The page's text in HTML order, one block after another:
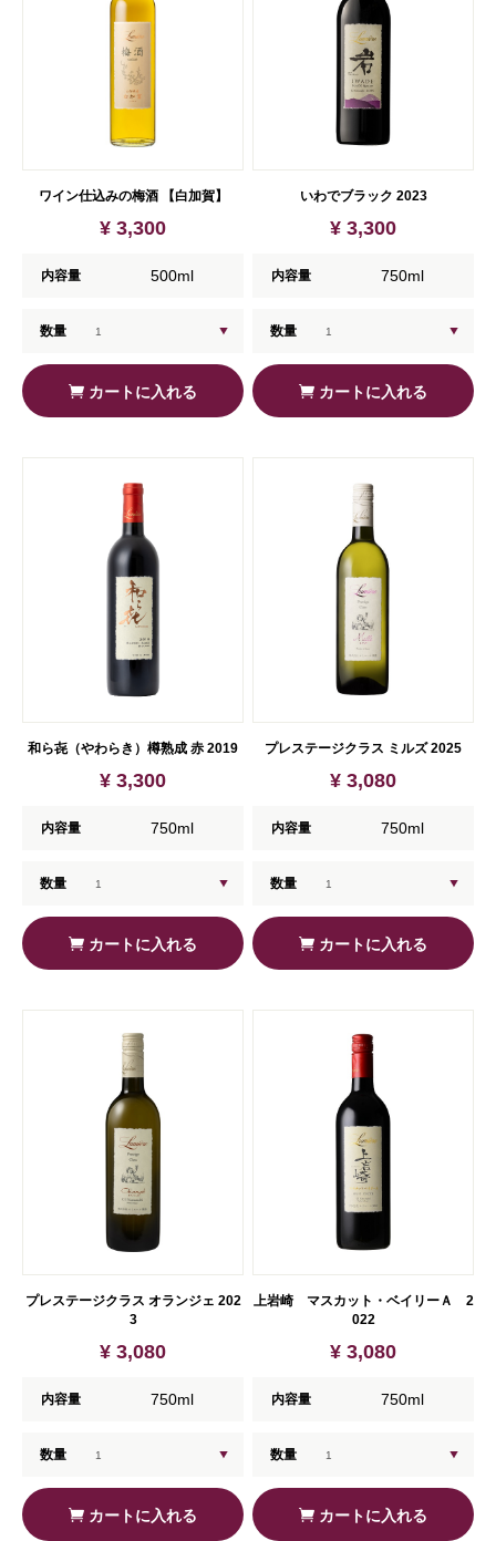
ワイン仕込みの梅酒 【白加賀】
¥ 3,300
内容量 500ml
数量
カートに入れる
いわでブラック 2023
¥ 3,300
内容量 750ml
数量
カートに入れる
和ら㐂（やわらき）樽熟成 赤 2019
¥ 3,300
内容量 750ml
数量
カートに入れる
プレステージクラス ミルズ 2025
¥ 3,080
内容量 750ml
数量
カートに入れる
プレステージクラス オランジェ 202
3
¥ 3,080
内容量 750ml
数量
カートに入れる
上岩崎 マスカット・ベイリーＡ 2
022
¥ 3,080
内容量 750ml
数量
カートに入れる